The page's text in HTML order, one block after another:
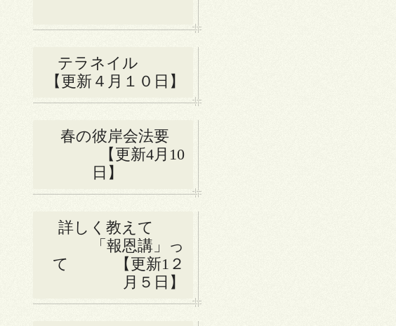
テラネイル
【更新４月１０日】
春の彼岸会法要
【更新4月10
日】
詳しく教えて
「報恩講」っ
て 【更新1２
月５日】